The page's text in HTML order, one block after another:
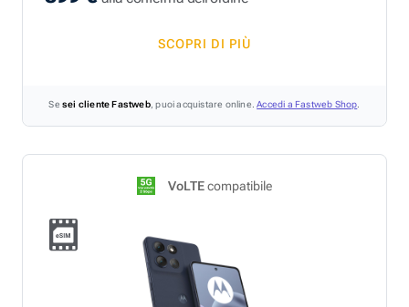
SCOPRI DI PIÙ
Sesei cliente Fastweb, puoi acquistare online.Accedi a Fastweb Shop
VoLTEcompatibile